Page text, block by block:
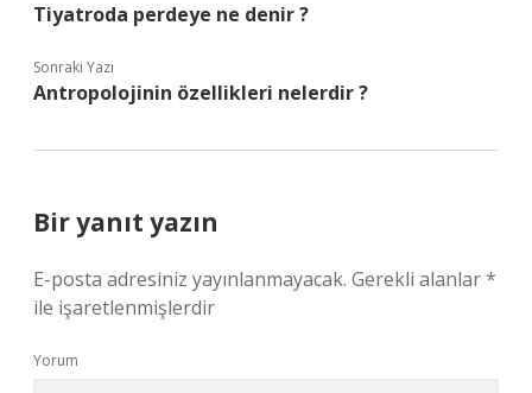
Tiyatroda perdeye ne denir ?
Sonraki Yazı
Antropolojinin özellikleri nelerdir ?
Bir yanıt yazın
E-posta adresiniz yayınlanmayacak. Gerekli alanlar*
ile işaretlenmişlerdir
Yorum